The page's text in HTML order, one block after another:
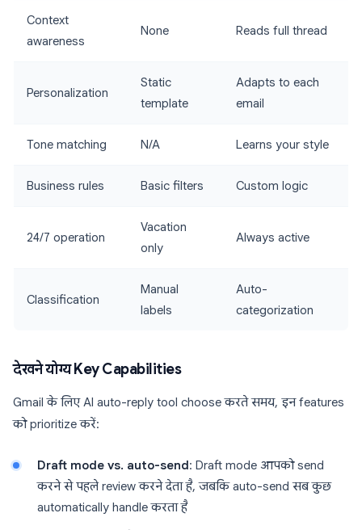
Context
awareness
None Reads full thread
Personalization
Static
template
Adapts to each
email
Tone matching N/A Learns your style
Business rules Basic filters Custom logic
24/7 operation
Vacation
only
Always active
Classification
Manual
labels
Auto-
categorization
देखने योग्य Key Capabilities
Gmail के लिए AI auto-reply tool choose करते समय, इन features
को prioritize करें:
Draft mode vs. auto-send : Draft mode आपको send
करने से पहले review करने देता है, जबकि auto-send सब कुछ
automatically handle करता है